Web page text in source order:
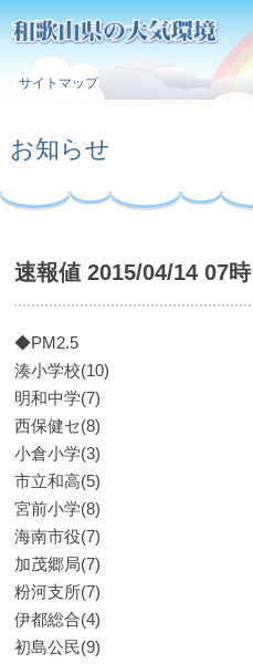
サイトマップ
お知らせ
速報値 2015/04/14 07時
◆PM2.5
湊小学校(10)
明和中学(7)
西保健セ(8)
小倉小学(3)
市立和高(5)
宮前小学(8)
海南市役(7)
加茂郷局(7)
粉河支所(7)
伊都総合(4)
初島公民(9)